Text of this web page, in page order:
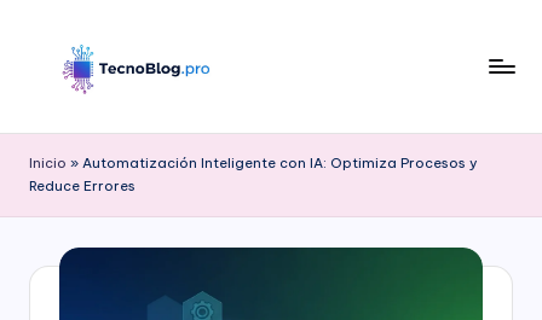
l
o
Inicio » Automatización Inteligente con IA: Optimiza Procesos y
Reduce Errores